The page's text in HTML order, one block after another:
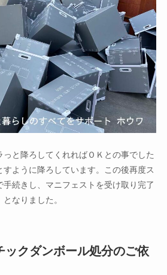
と降ろしてくれればＯＫとの事でした
ように降ろしています。この後再度ス
続きし、マニフェストを受け取り完了
となりました。
ックダンボール処分のご依